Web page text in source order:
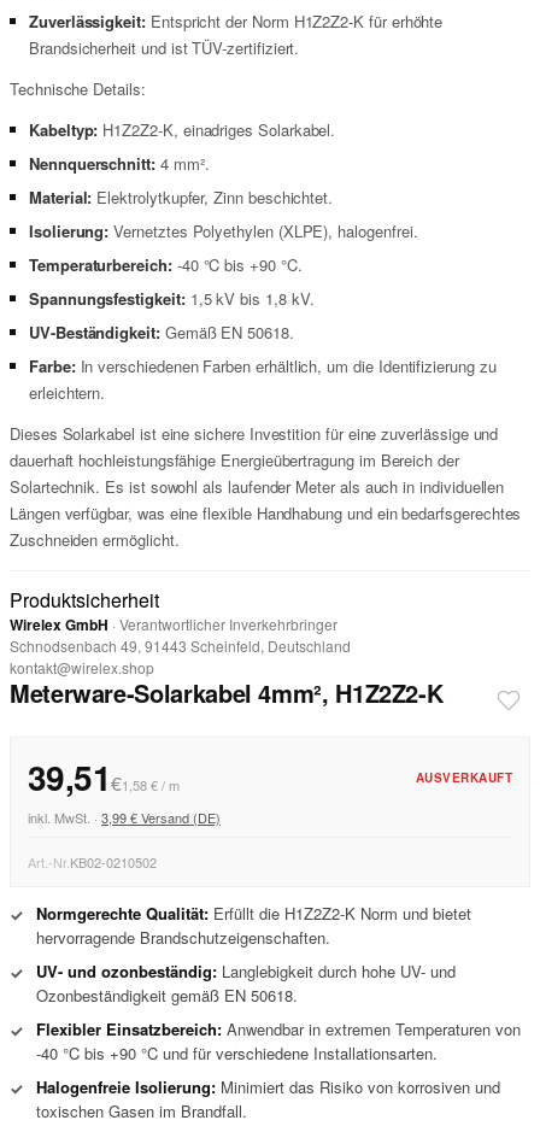
Zuverlässigkeit:Entspricht der Norm H1Z2Z2-K für erhöhte
Brandsicherheit und ist TÜV-zertifiziert.
Technische Details:
Kabeltyp: H1Z2Z2-K, einadriges Solarkabel.
Nennquerschnitt:4 mm².
Material: Elektrolytkupfer, Zinn beschichtet.
Isolierung: Vernetztes Polyethylen (XLPE), halogenfrei.
Temperaturbereich:-40 °C bis +90 °C.
Spannungsfestigkeit:1,5 kV bis 1,8 kV.
UV-Beständigkeit:Gemäß EN 50618.
Farbe:In verschiedenen Farben erhältlich, um die Identifizierung zu
erleichtern.
Dieses Solarkabel ist eine sichere Investition für eine zuverlässige und
dauerhaft hochleistungsfähige Energieübertragung im Bereich der
Solartechnik. Es ist sowohl als laufender Meter als auch in individuellen
Längen verfügbar, was eine flexible Handhabung und ein bedarfsgerechtes
Zuschneiden ermöglicht.
Produktsicherheit
Wirelex GmbH · Verantwortlicher Inverkehrbringer
Schnodsenbach 49, 91443 Scheinfeld, Deutschland
kontakt@wirelex.shop
Meterware-Solarkabel 4mm², H1Z2Z2-K
39,51€1,58 € / m AUSVERKAUFT
inkl. MwSt. · 3,99 € Versand (DE)
Art.-Nr.KB02-0210502
✓ Normgerechte Qualität: Erfüllt die H1Z2Z2-K Norm und bietet
hervorragende Brandschutzeigenschaften.
✓
UV- und ozonbeständig: Langlebigkeit durch hohe UV- und
Ozonbeständigkeit gemäß EN 50618.
✓
Flexibler Einsatzbereich: Anwendbar in extremen Temperaturen von
-40 °C bis +90 °C und für verschiedene Installationsarten.
✓ Halogenfreie Isolierung: Minimiert das Risiko von korrosiven und
toxischen Gasen im Brandfall.